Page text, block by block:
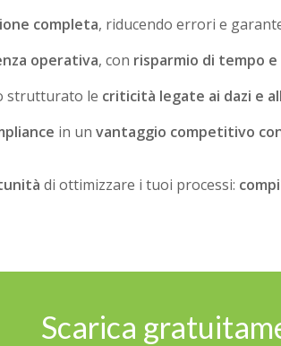
completa, riducendo errori e
operativa, con risparmio di tempo
strutturato le criticità legate ai dazi e
in un vantaggio competitivo
di ottimizzare i tuoi processi:
Scarica